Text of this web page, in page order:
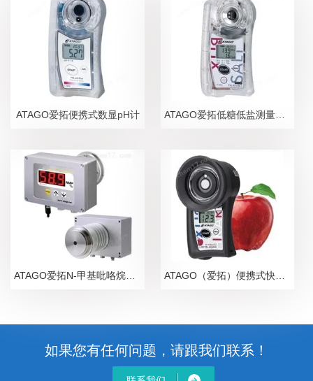
ATAGO爱拓便携式数显pH计 ATAGO爱拓低糖低盐测量糖盐度计
ATAGO（爱拓）便携式快速苹果无损糖度计
如果您有任何问题，请跟我们联系！